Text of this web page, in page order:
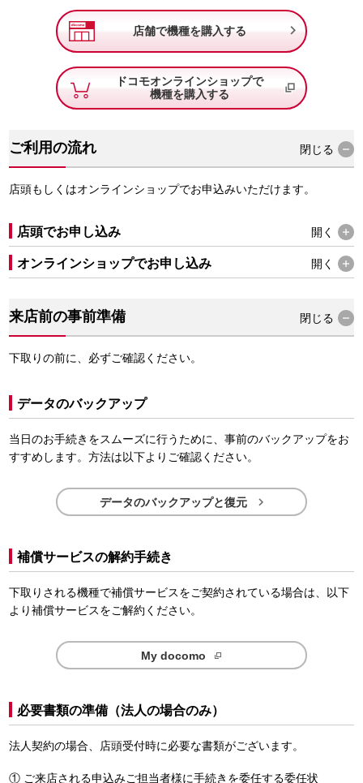
店舗で機種を購入する 
ドコモオンラインショップで
機種を購入する
ご利用の流れ 閉じる
店頭もしくはオンラインショップでお申込みいただけます。
店頭でお申し込み 開く
オンラインショップでお申し込み 開く
来店前の事前準備 閉じる
下取りの前に、必ずご確認ください。
データのバックアップ
当日のお手続きをスムーズに行うために、事前のバックアップをお
すすめします。方法は以下よりご確認ください。
データのバックアップと復元 
補償サービスの解約手続き
下取りされる機種で補償サービスをご契約されている場合は、以下
より補償サービスをご解約ください。
My docomo
必要書類の準備（法人の場合のみ）
法人契約の場合、店頭受付時に必要な書類がございます。
ご来店される申込みご担当者様に手続きを委任する委任状